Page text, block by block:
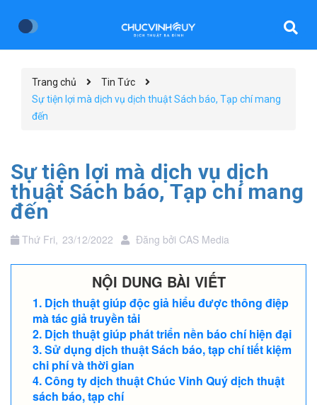
Trang chủ
Tin Tức
Sự tiện lợi mà dịch vụ dịch thuật Sách báo, Tạp chí mang
đến
Sự tiện lợi mà dịch vụ dịch
thuật Sách báo, Tạp chí mang
đến
Thứ Fri, 23/12/2022 Đăng bởi CAS Media
NỘI DUNG BÀI VIẾT
Dịch thuật giúp độc giả hiểu được thông điệp
mà tác giả truyền tải
Dịch thuật giúp phát triển nền báo chí hiện đại
Sử dụng dịch thuật Sách báo, tạp chí tiết kiệm
chi phí và thời gian
Công ty dịch thuật Chúc Vinh Quý dịch thuật
sách báo, tạp chí